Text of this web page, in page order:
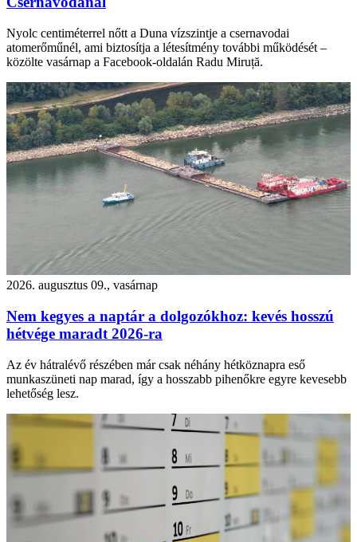
Nyolc centiméterrel nőtt a Duna vízszintje a csernavodai
atomerőműnél, ami biztosítja a létesítmény további működését –
közölte vasárnap a Facebook-oldalán Radu Miruță.
2026. augusztus 09., vasárnap
Nem kegyes a naptár a dolgozókhoz: kevés hosszú
hétvége maradt 2026-ra
Az év hátralévő részében már csak néhány hétköznapra eső
munkaszüneti nap marad, így a hosszabb pihenőkre egyre kevesebb
lehetőség lesz.